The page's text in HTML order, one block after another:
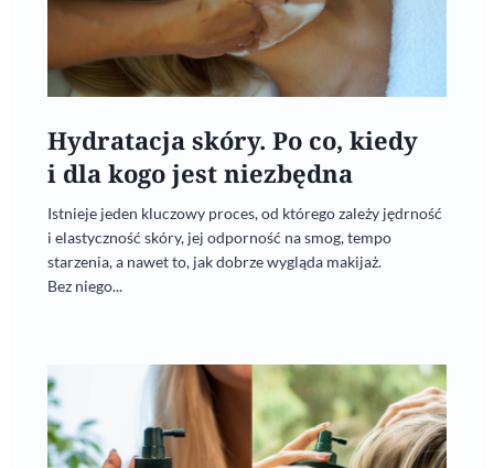
Hydratacja skóry. Po co, kiedy
i dla kogo jest niezbędna
Istnieje jeden kluczowy proces, od którego zależy jędrność
i elastyczność skóry, jej odporność na smog, tempo
starzenia, a nawet to, jak dobrze wygląda makijaż.
Bez niego...